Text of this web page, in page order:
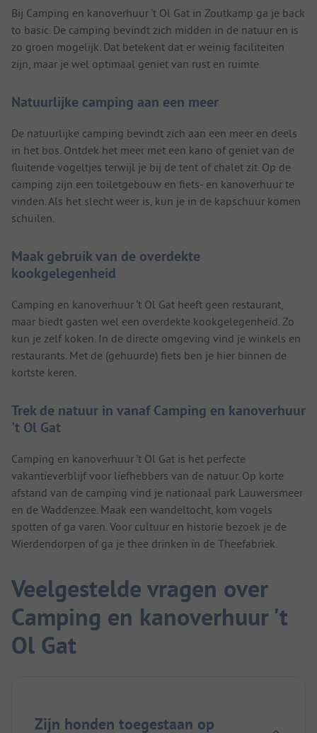
Bij Camping en kanoverhuur 't Ol Gat in Zoutkamp ga je back
to basic. De camping bevindt zich midden in de natuur en is
zo groen mogelijk. Dat betekent dat er weinig faciliteiten
zijn, maar je wel optimaal geniet van rust en ruimte.
Natuurlijke camping aan een meer
De natuurlijke camping bevindt zich aan een meer en deels
in het bos. Ontdek het meer met een kano of geniet van de
fluitende vogeltjes terwijl je bij de tent of chalet zit. Op de
camping zijn een toiletgebouw en fiets- en kanoverhuur te
vinden. Als het slecht weer is, kun je in de kapschuur komen
schuilen.
Maak gebruik van de overdekte
kookgelegenheid
Camping en kanoverhuur 't Ol Gat heeft geen restaurant,
maar biedt gasten wel een overdekte kookgelegenheid. Zo
kun je zelf koken. In de directe omgeving vind je winkels en
restaurants. Met de (gehuurde) fiets ben je hier binnen de
kortste keren.
Trek de natuur in vanaf Camping en kanoverhuur
't Ol Gat
Camping en kanoverhuur 't Ol Gat is het perfecte
vakantieverblijf voor liefhebbers van de natuur. Op korte
afstand van de camping vind je nationaal park Lauwersmeer
en de Waddenzee. Maak een wandeltocht, kom vogels
spotten of ga varen. Voor cultuur en historie bezoek je de
Wierdendorpen of ga je thee drinken in de Theefabriek.
Veelgestelde vragen over
Camping en kanoverhuur 't
Ol Gat
Zijn honden toegestaan op